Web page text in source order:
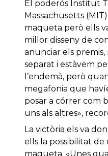
El poderós Institut
Massachusetts
maqueta però ells
millor disseny de
anunciar els
separat i estàvem
l’endemà, però
megafonia que
posar a córrer com
uns als altres»,
La victòria els va
ells la possibilitat de
maqueta. «Unes